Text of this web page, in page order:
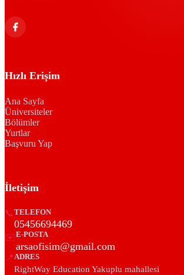
Hızlı Erişim
Ana Sayfa
Üniversiteler
Bölümler
Yurtlar
Başvuru Yap
İletişim
📞TELEFON
05456694469
✉️E-POSTA
arsaofisim@gmail.com
📍 ADRES
RightWay Education Yakuplu mahallesi